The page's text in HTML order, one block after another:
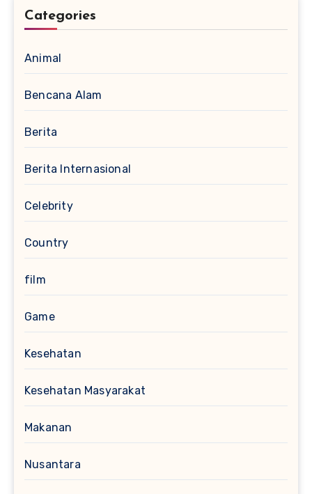
Categories
Animal
Bencana Alam
Berita
Berita Internasional
Celebrity
Country
film
Game
Kesehatan
Kesehatan Masyarakat
Makanan
Nusantara